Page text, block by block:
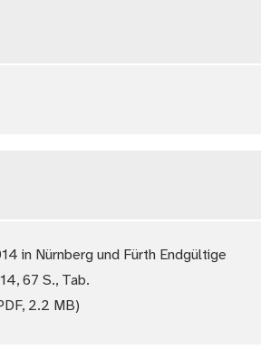
in Nürnberg und Fürth Endgültige
67 S., Tab.
2.2 MB)